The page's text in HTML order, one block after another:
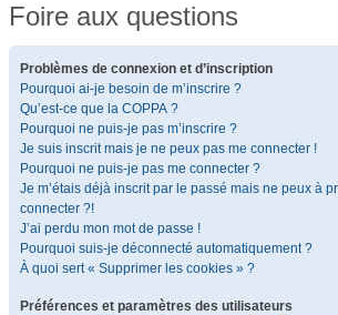
Foire aux questions
Problèmes de connexion et d’inscription
Pourquoi ai-je besoin de m’inscrire ?
Qu’est-ce que la COPPA ?
Pourquoi ne puis-je pas m’inscrire ?
Je suis inscrit mais je ne peux pas me connecter !
Pourquoi ne puis-je pas me connecter ?
Je m’étais déjà inscrit par le passé mais ne peux à
connecter ?!
J’ai perdu mon mot de passe !
Pourquoi suis-je déconnecté automatiquement ?
À quoi sert « Supprimer les cookies » ?
Préférences et paramètres des utilisateurs